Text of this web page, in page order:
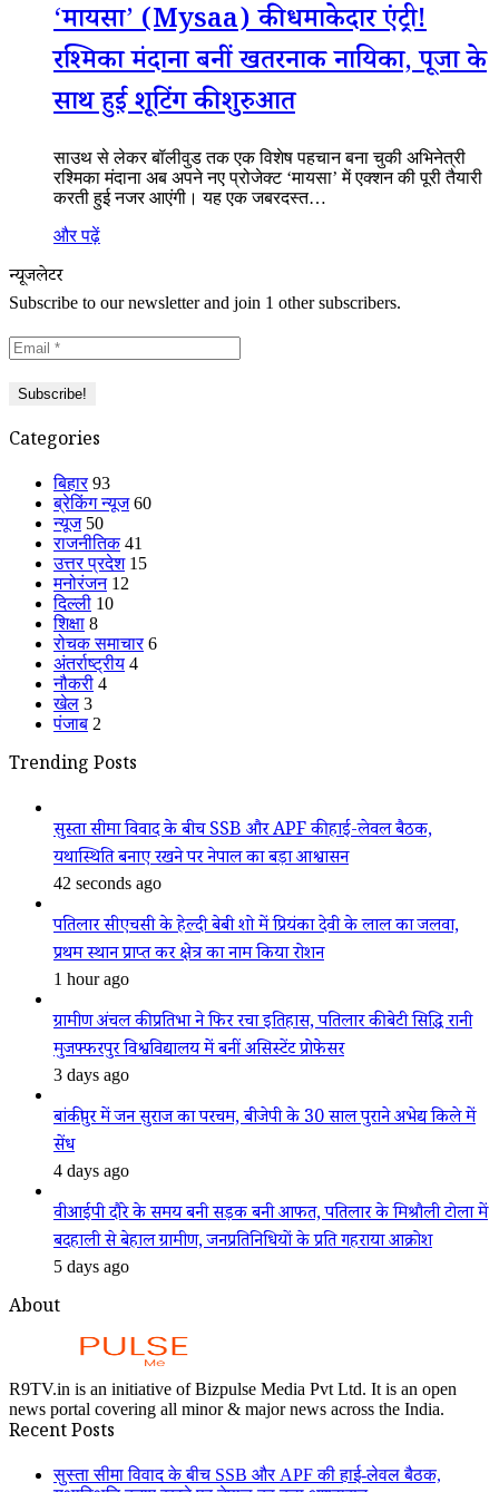
‘मायसा’ (Mysaa) की धमाकेदार एंट्री!
रश्मिका मंदाना बनीं खतरनाक नायिका, पूजा के
साथ हुई शूटिंग की शुरुआत
साउथ से लेकर बॉलीवुड तक एक विशेष पहचान बना चुकी अभिनेत्री
रश्मिका मंदाना अब अपने नए प्रोजेक्ट ‘मायसा’ में एक्शन की पूरी तैयारी
करती हुई नजर आएंगी। यह एक जबरदस्त…
और पढ़ें
न्यूजलेटर
Subscribe to our newsletter and join 1 other subscribers.
Categories
बिहार 93
ब्रेकिंग न्यूज 60
न्यूज 50
राजनीतिक 41
उत्तर प्रदेश 15
मनोरंजन 12
दिल्ली 10
शिक्षा 8
रोचक समाचार 6
अंतर्राष्ट्रीय 4
नौकरी 4
खेल 3
पंजाब 2
Trending Posts
सुस्ता सीमा विवाद के बीच SSB और APF की हाई-लेवल बैठक,
यथास्थिति बनाए रखने पर नेपाल का बड़ा आश्वासन
42 seconds ago
पतिलार सीएचसी के हेल्दी बेबी शो में प्रियंका देवी के लाल का जलवा,
प्रथम स्थान प्राप्त कर क्षेत्र का नाम किया रोशन
1 hour ago
ग्रामीण अंचल की प्रतिभा ने फिर रचा इतिहास, पतिलार की बेटी सिद्धि रानी
मुजफ्फरपुर विश्वविद्यालय में बनीं असिस्टेंट प्रोफेसर
3 days ago
बांकीपुर में जन सुराज का परचम, बीजेपी के 30 साल पुराने अभेद्य किले में
सेंध
4 days ago
वीआईपी दौरे के समय बनी सड़क बनी आफत, पतिलार के मिश्रौली टोला में
बदहाली से बेहाल ग्रामीण, जनप्रतिनिधियों के प्रति गहराया आक्रोश
5 days ago
About
R9TV.in is an initiative of Bizpulse Media Pvt Ltd. It is an open
news portal covering all minor & major news across the India.
Recent Posts
सुस्ता सीमा विवाद के बीच SSB और APF की हाई-लेवल बैठक,